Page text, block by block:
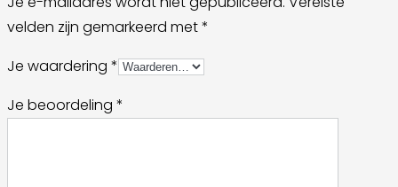
velden zijn gemarkeerd met*
Je waardering *
Je beoordeling *